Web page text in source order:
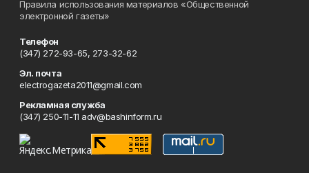
Правила использования материалов «Общественной
электронной газеты»
Телефон
(347) 272-93-65, 273-32-62
Эл. почта
electrogazeta2011@gmail.com
Рекламная служба
(347) 250-11-11 adv@bashinform.ru